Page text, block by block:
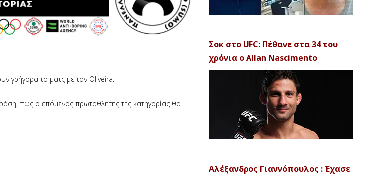
γρήγορα το ματς με τον Oliveira.
πως ο επόμενος πρωταθλητής της κατηγορίας θα
Σοκ στο UFC: Πέθανε στα 34 του
χρόνια ο Allan Nascimento
Αλέξανδρος Γιαννόπουλος : Έχασε